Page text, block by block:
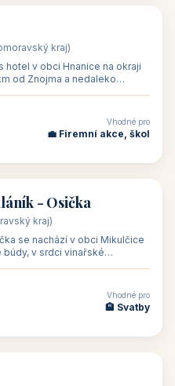
kraj)
v obci Hnanice na okraji
od Znojma a nedaleko
Vhodné pro
💼 Firemní akce, škol
- Osička
kraj)
se nachází v obci Mikulčice
búdy, v srdci vinařské
Vhodné pro
🏨 Svatby